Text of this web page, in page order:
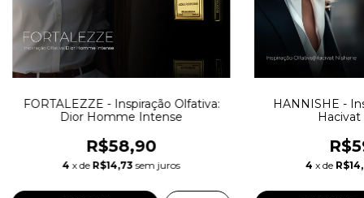
FORTALEZZE - Inspiração Olfativa:
Dior Homme Intense
R$58,90
4 x de R$14,73 sem juros
HANNISHE -
4 x de